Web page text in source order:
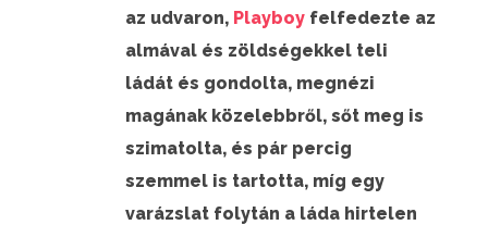
az udvaron, Playboy felfedezte az
almával és zöldségekkel teli
ládát és gondolta, megnézi
magának közelebbről, sőt meg is
szimatolta, és pár percig
szemmel is tartotta, míg egy
varázslat folytán a láda hirtelen